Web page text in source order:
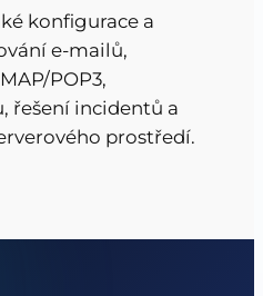
konfigurace a
e-mailů,
POP3,
řešení incidentů a
prostředí.